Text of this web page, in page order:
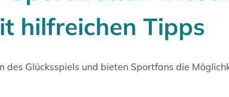
hilfreichen Tipps
Glücksspiels und bieten Sportfans die